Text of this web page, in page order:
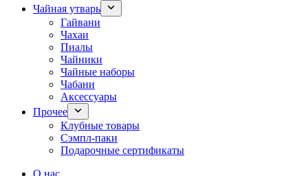
Чайная утварь
Гайвани
Чахаи
Пиалы
Чайники
Чайные наборы
Чабани
Аксессуары
Прочее
Клубные товары
Сэмпл-паки
Подарочные сертификаты
О нас